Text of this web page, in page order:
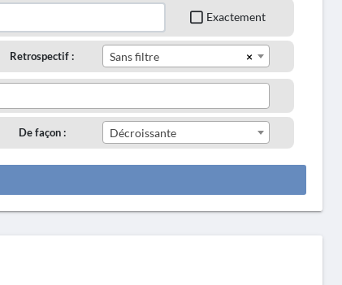
Exactement
Retrospectif : ×
Sans filtre
De façon : Décroissante